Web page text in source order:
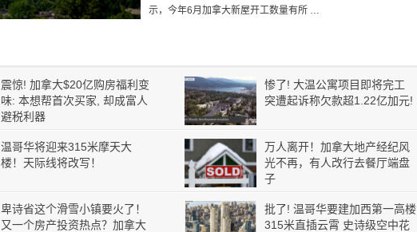
示，今年6月加拿大新屋开工数量有所 …
震惊! 加拿大$20亿购房福利变
味: 本想帮首次买家, 却成富人
避税利器
惨了! 大温公寓项目即将完工
突遭起诉称欠款超1.22亿加元!
温哥华将迎来315米摩天大
楼！天际线将改写！
万人离开！加拿大地产经纪风
光不再，有人改行去餐厅端盘
子
卑诗省这个滑雪小镇要火了！
又一个房产投资热点？加拿大
批了! 温哥华要建加西第一高楼
315米直插云霄 史诗级空中花